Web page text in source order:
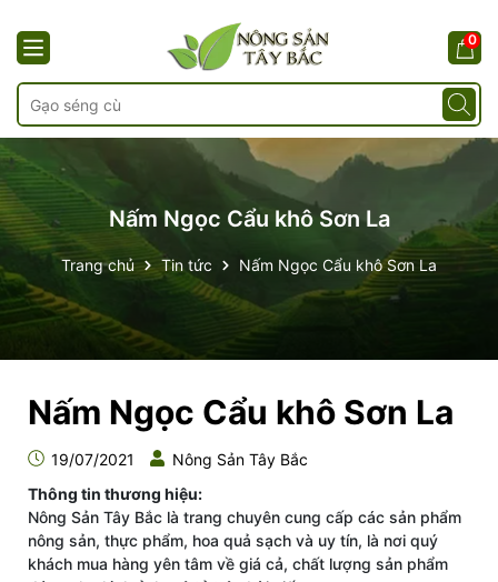
0
Nấm Ngọc Cẩu khô Sơn La
Trang chủ Tin tức Nấm Ngọc Cẩu khô Sơn La
Nấm Ngọc Cẩu khô Sơn La
19/07/2021
Nông Sản Tây Bắc
Thông tin thương hiệu:
Nông Sản Tây Bắc là trang chuyên cung cấp các sản phẩm
nông sản, thực phẩm, hoa quả sạch và uy tín, là nơi quý
khách mua hàng yên tâm về giá cả, chất lượng sản phẩm